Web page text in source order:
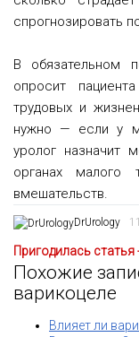
спрогнозировать
В обязательном
опросит
трудовых и
нужно — если у
уролог назначит
органах малого
вмешательств.
DrUrology
Пригодилась статья
Похожие
варикоцеле
Влияет ли